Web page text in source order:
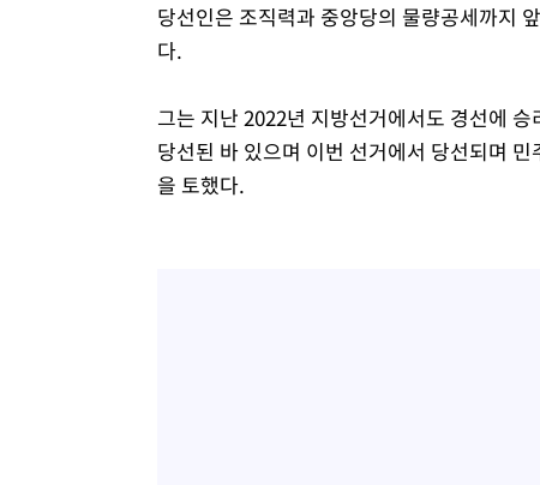
당선인은 조직력과 중앙당의 물량공세까지
다.
그는 지난 2022년 지방선거에서도 경선에
당선된 바 있으며 이번 선거에서 당선되며
을 토했다.